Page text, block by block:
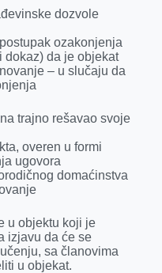
dozvole
ozakonjenja
da je objekat
– u slučaju da
trajno rešavao svoje
overen u formi
ugovora
domaćinstva
u objektu koji je
izjavu da će se
sa članovima
u objekat.